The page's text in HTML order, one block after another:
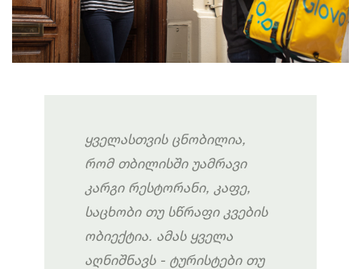
ყველასთვის ცნობილია,
რომ თბილისში უამრავი
კარგი რესტორანი, კაფე,
საცხობი თუ სწრაფი კვების
ობიექტია. ამას ყველა
აღნიშნავს- ტურისტები თუ